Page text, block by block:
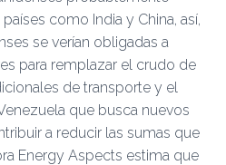
como India y China, así,
se verían obligadas a
para remplazar el crudo de
de transporte y el
que busca nuevos
a reducir las sumas que
Energy Aspects estima que